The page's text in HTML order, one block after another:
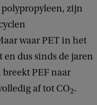
zijn
waar PET in het
dus sinds de jaren
PEF naar
af tot CO2.